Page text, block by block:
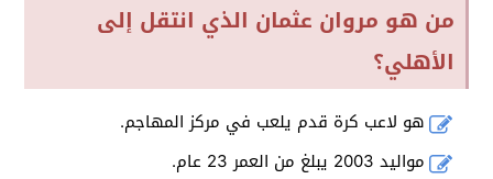
من هو مروان عثمان الذي انتقل إلى
الأهلي؟
هو لاعب كرة قدم يلعب في مركز المهاجم.
مواليد 2003 يبلغ من العمر 23 عام.